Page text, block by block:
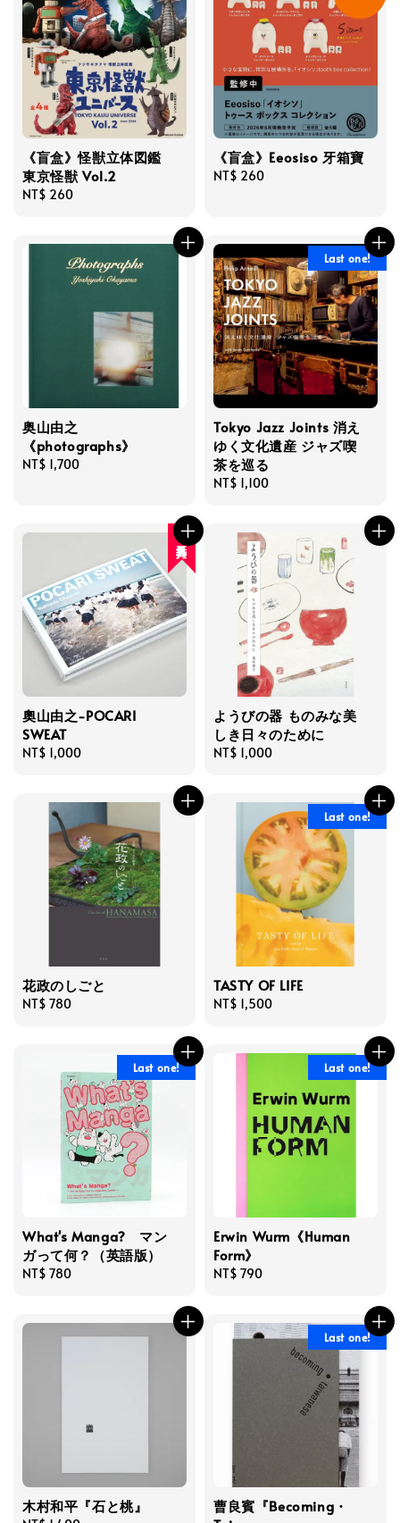
《盲盒》怪獣立体図鑑
東京怪獣 Vol.2
Regular
NT$ 260
《盲盒》Eeosiso 牙箱寶
Regular
NT$ 260
奥山由之
《photographs》
Regular
NT$ 1,700
Last one!
Tokyo Jazz Joints 消え
ゆく文化遺産 ジャズ喫
茶を巡る
Regular
NT$ 1,100
人氣再入荷
奧山由之-POCARI
SWEAT
Regular
NT$ 1,000
ようびの器 ものみな美
しき日々のために
Regular
NT$ 1,000
花政のしごと
Regular
NT$ 780
Last one!
TASTY OF LIFE
Regular
NT$ 1,500
Last one!
What's Manga? マン
ガって何？（英語版）
Regular
NT$ 780
Last one!
Erwin Wurm《Human
Form》
Regular
NT$ 790
木村和平『石と桃』
Last one!
曹良賓『Becoming・